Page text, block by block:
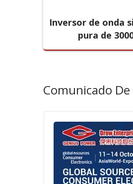
Inversor de onda
pura de
Comunicado De